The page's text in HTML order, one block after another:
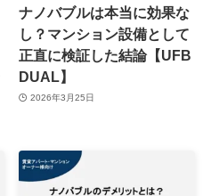
ナノバブルは本当に効果な
し？マンション設備として
正直に検証した結論【UFB
DUAL】
2026年3月25日